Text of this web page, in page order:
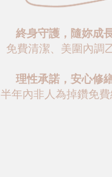
終身守護，隨妳成
免費清潔、美圍內調
理性承諾，安心修
半年內非人為掉鑽免